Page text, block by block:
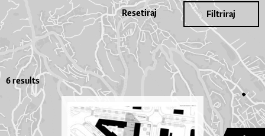
Filtriraj
Resetiraj
6 results